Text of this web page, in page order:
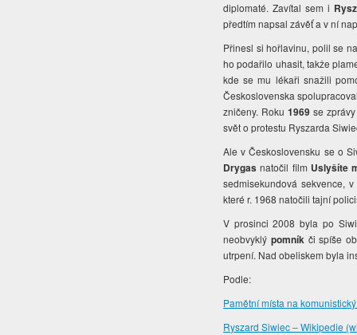
diplomaté. Zavítal sem i
předtím napsal závěť a v ní
Přinesl si hořlavinu, polil se
ho podařilo uhasit, takže
kde se mu lékaři snažili
Československa
zničeny. Roku1969 se
svět o protestu Ryszarda
Ale v Československu se o
Drygasnatočil film Uslyšíte
sedmisekundová sekvence,
které r. 1968 natočili tajní
V prosinci 2008 byla po
neobvyklý pomník či spíše
utrpení. Nad obeliskem byla
Podle:
Pamětní místa na
Ryszard Siwiec – Wikipedie